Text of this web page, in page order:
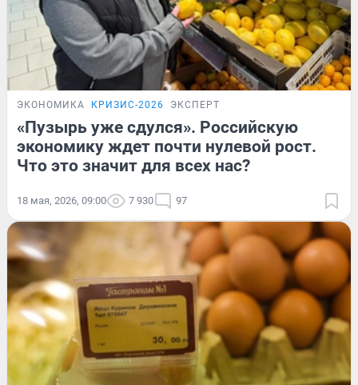
ЭКОНОМИКА КРИЗИС-2026 ЭКСПЕРТ
«Пузырь уже сдулся». Российскую
экономику ждет почти нулевой рост.
Что это значит для всех нас?
18 мая, 2026, 09:00 7 930 97